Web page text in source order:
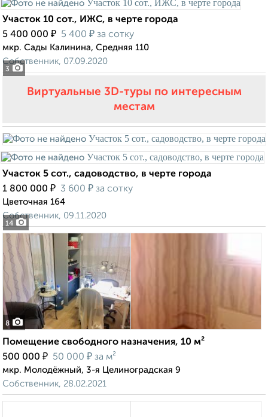
3
Участок 10 сот., ИЖС, в черте города
5 400 000 ₽ 5 400 ₽ за сотку
мкр. Сады Калинина, Средняя 110
Собственник, 07.09.2020
Виртуальные 3D-туры по интересным
местам
14
Участок 5 сот., садоводство, в черте города
1 800 000 ₽ 3 600 ₽ за сотку
Цветочная 164
Собственник, 09.11.2020
8
Помещение свободного назначения, 10 м²
500 000 ₽ 50 000 ₽ за м²
мкр. Молодёжный, 3-я Целиноградская 9
Собственник, 28.02.2021